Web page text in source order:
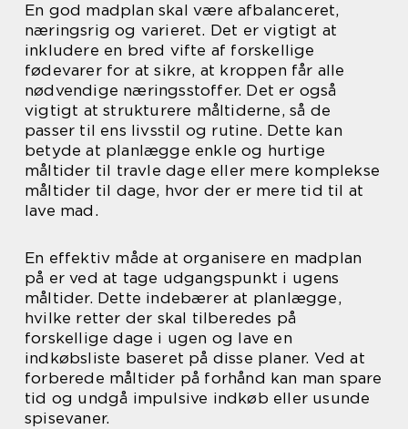
En god madplan skal være afbalanceret,
næringsrig og varieret. Det er vigtigt at
inkludere en bred vifte af forskellige
fødevarer for at sikre, at kroppen får alle
nødvendige næringsstoffer. Det er også
vigtigt at strukturere måltiderne, så de
passer til ens livsstil og rutine. Dette kan
betyde at planlægge enkle og hurtige
måltider til travle dage eller mere komplekse
måltider til dage, hvor der er mere tid til at
lave mad.
En effektiv måde at organisere en madplan
på er ved at tage udgangspunkt i ugens
måltider. Dette indebærer at planlægge,
hvilke retter der skal tilberedes på
forskellige dage i ugen og lave en
indkøbsliste baseret på disse planer. Ved at
forberede måltider på forhånd kan man spare
tid og undgå impulsive indkøb eller usunde
spisevaner.